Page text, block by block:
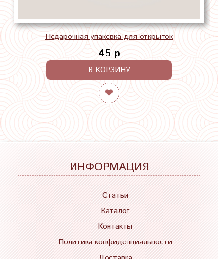
Подарочная упаковка для открыток
45 р
В КОРЗИНУ
ИНФОРМАЦИЯ
Статьи
Каталог
Контакты
Политика конфиденциальности